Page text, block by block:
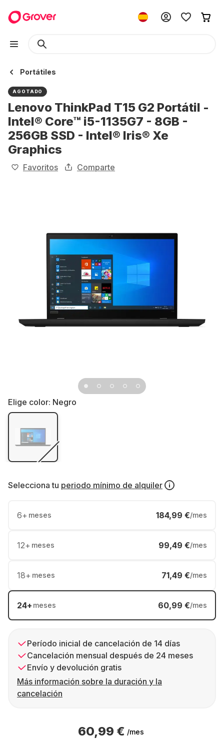
Portátiles
AGOTADO
Lenovo ThinkPad T15 G2 Portátil -
Intel® Core™ i5-1135G7 - 8GB -
256GB SSD - Intel® Iris® Xe
Graphics
Favoritos Comparte
Elige color: Negro
Selecciona tu periodo mínimo de alquiler
6+ meses 184,99 €/mes
12+ meses 99,49 €/mes
18+ meses 71,49 €/mes
24+ meses 60,99 €/mes
Período inicial de cancelación de 14 días
Cancelación mensual después de 24 meses
Envío y devolución gratis
Más información sobre la duración y la
cancelación
60,99 € /mes